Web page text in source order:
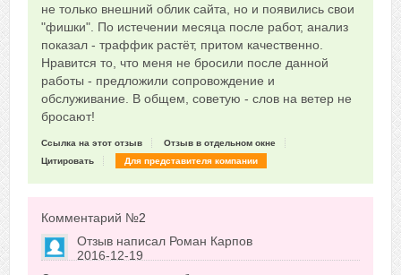
не только внешний облик сайта, но и появились свои
"фишки". По истечении месяца после работ, анализ
показал - траффик растёт, притом качественно.
Нравится то, что меня не бросили после данной
работы - предложили сопровождение и
обслуживание. В общем, советую - слов на ветер не
бросают!
Ссылка на этот отзыв
Отзыв в отдельном окне
Цитировать
Для представителя компании
Комментарий №2
Отзыв написал Роман Карпов
2016-12-19